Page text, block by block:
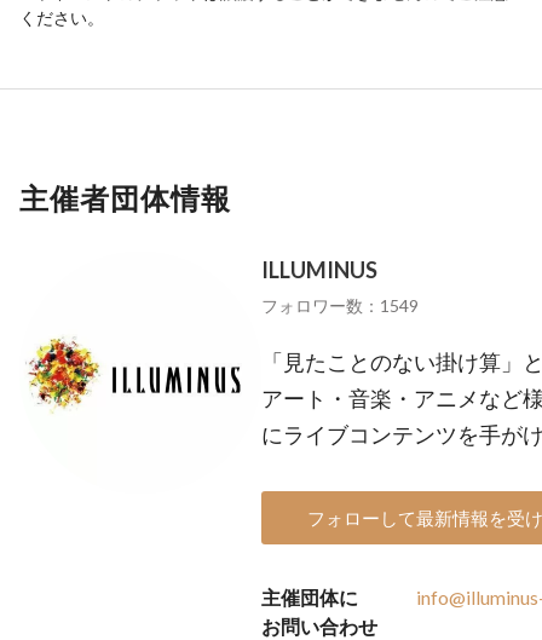
ください。
主催者団体情報
ILLUMINUS
フォロワー数：1549
「見たことのない掛け算」
アート・音楽・アニメなど
にライブコンテンツを手が
フォローして最新情報を受
主催団体に
お問い合わせ